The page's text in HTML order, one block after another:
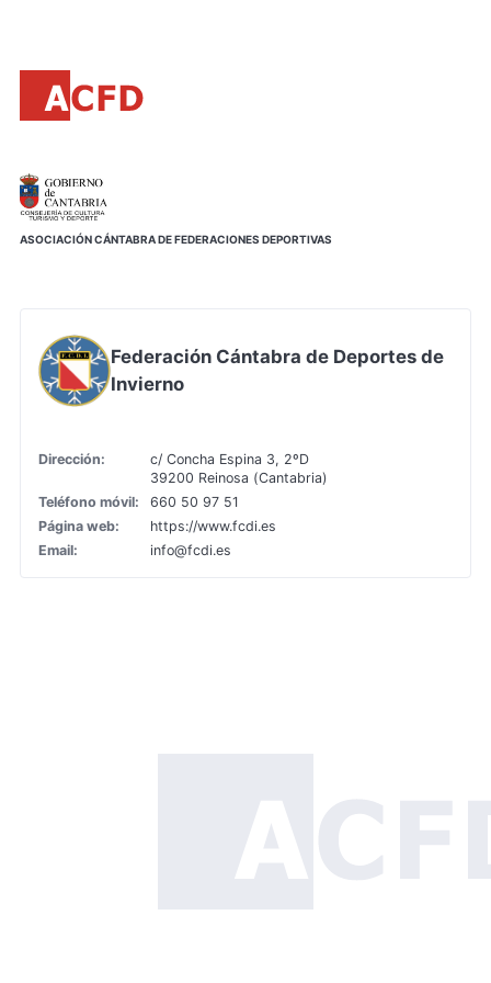
contenido
principal
ASOCIACIÓN CÁNTABRA DE FEDERACIONES DEPORTIVAS
Federación Cántabra de Deportes de
Invierno
Dirección:
c/ Concha Espina 3, 2ºD
39200 Reinosa (Cantabria)
Teléfono móvil:
660 50 97 51
Página web:
https://www.fcdi.es
Email:
info@fcdi.es